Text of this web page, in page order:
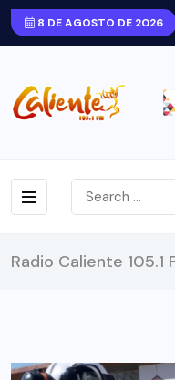
8 DE AGOSTO DE 2026
Radio Caliente 105.1